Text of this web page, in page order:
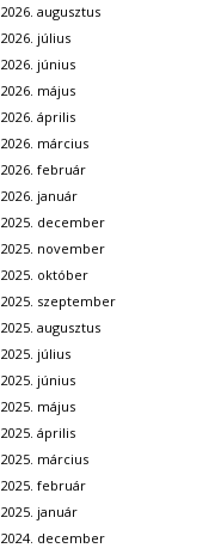
2026. augusztus
2026. július
2026. június
2026. május
2026. április
2026. március
2026. február
2026. január
2025. december
2025. november
2025. október
2025. szeptember
2025. augusztus
2025. július
2025. június
2025. május
2025. április
2025. március
2025. február
2025. január
2024. december